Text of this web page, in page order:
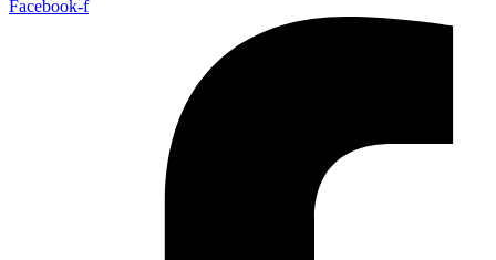
Facebook-f